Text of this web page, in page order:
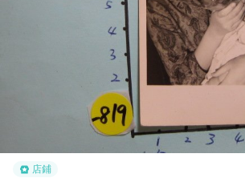
店鋪